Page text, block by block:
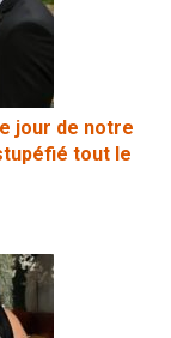
jour de notre
tout le